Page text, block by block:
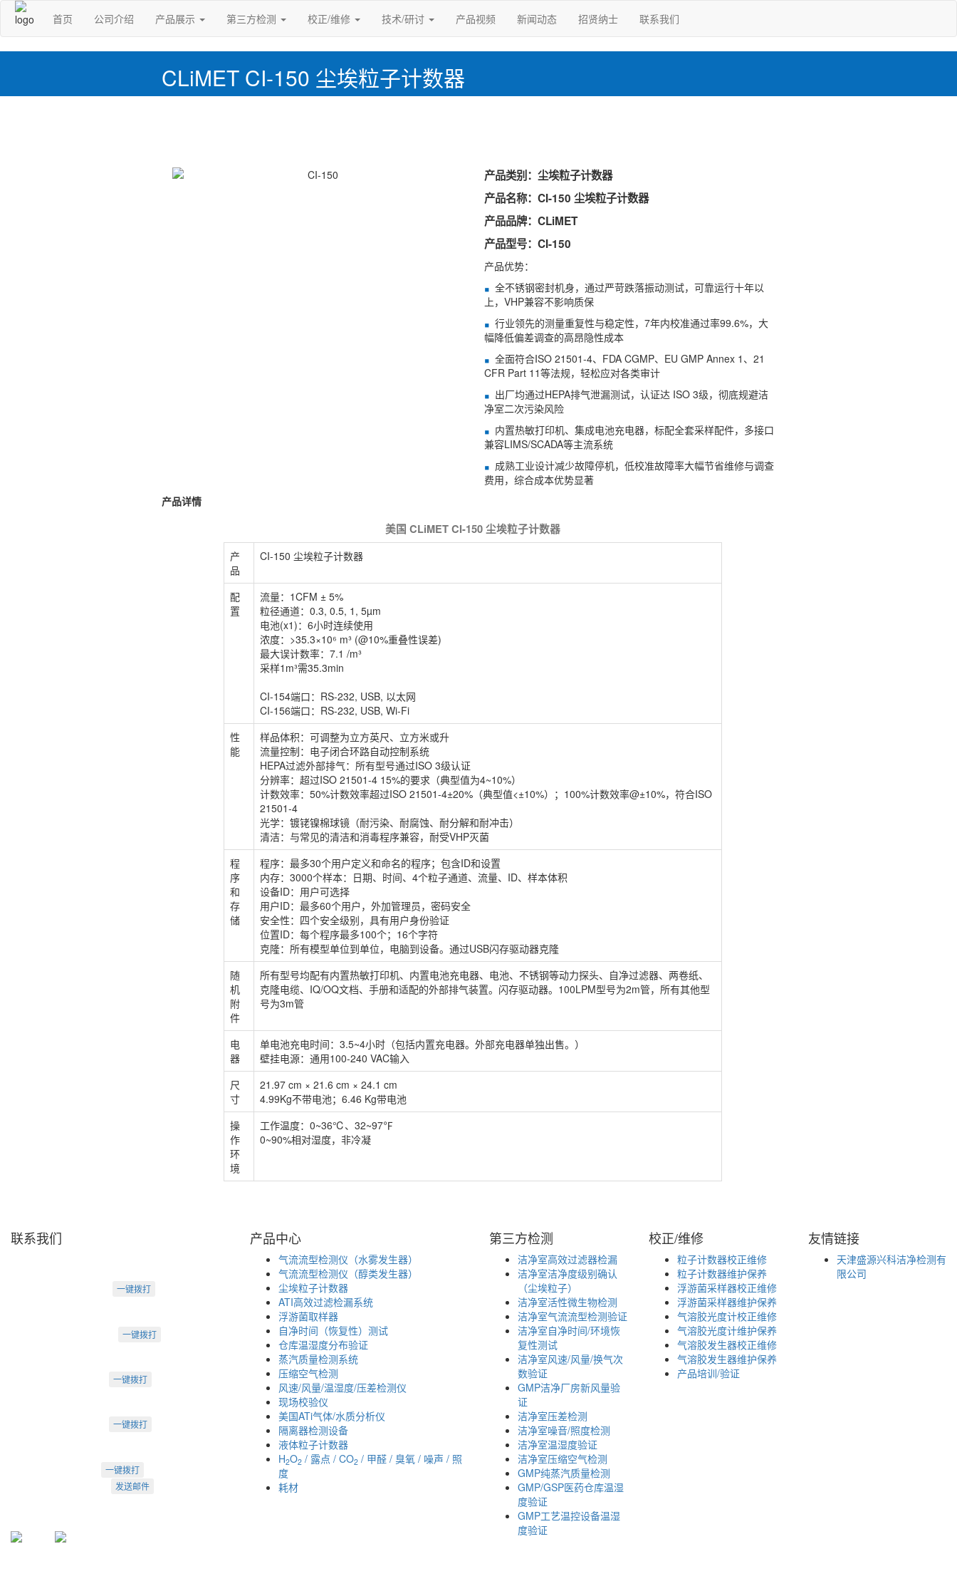
首页 公司介绍 产品展示 第三方检测 校正/维修 技术/研讨 产品视频 新闻动态 招贤纳士 联系我们
CLiMET CI-150 尘埃粒子计数器
产品类别：尘埃粒子计数器
产品名称：CI-150 尘埃粒子计数器
产品品牌：CLiMET
产品型号：CI-150
产品优势：
全不锈钢密封机身，通过严苛跌落振动测试，可靠运行十年以
上，VHP兼容不影响质保
行业领先的测量重复性与稳定性，7年内校准通过率99.6%，大
幅降低偏差调查的高昂隐性成本
全面符合ISO 21501-4、FDA CGMP、EU GMP Annex 1、21
CFR Part 11等法规，轻松应对各类审计
出厂均通过HEPA排气泄漏测试，认证达 ISO 3级，彻底规避洁
净室二次污染风险
内置热敏打印机、集成电池充电器，标配全套采样配件，多接口
兼容LIMS/SCADA等主流系统
成熟工业设计减少故障停机，低校准故障率大幅节省维修与调查
费用，综合成本优势显著
产品详情
美国 CLiMET CI-150 尘埃粒子计数器
产
品
CI-150 尘埃粒子计数器
配
置
流量：1CFM ± 5%
粒径通道：0.3, 0.5, 1, 5µm
电池(x1)：6小时连续使用
浓度：>35.3×10⁶ m³ (@10%重叠性误差)
最大误计数率：7.1 /m³
采样1m³需35.3min
CI-154端口：RS-232, USB, 以太网
CI-156端口：RS-232, USB, Wi-Fi
性
能
样品体积：可调整为立方英尺、立方米或升
流量控制：电子闭合环路自动控制系统
HEPA过滤外部排气：所有型号通过ISO 3级认证
分辨率：超过ISO 21501-4 15%的要求（典型值为4~10%）
计数效率：50%计数效率超过ISO 21501-4±20%（典型值<±10%）；100%计数效率@±10%，符合ISO
21501-4
光学：镀铑镍棉球镜（耐污染、耐腐蚀、耐分解和耐冲击）
清洁：与常见的清洁和消毒程序兼容，耐受VHP灭菌
程
序
和
存
储
程序：最多30个用户定义和命名的程序；包含ID和设置
内存：3000个样本：日期、时间、4个粒子通道、流量、ID、样本体积
设备ID：用户可选择
用户ID：最多60个用户，外加管理员，密码安全
安全性：四个安全级别，具有用户身份验证
位置ID：每个程序最多100个；16个字符
克隆：所有模型单位到单位，电脑到设备。通过USB闪存驱动器克隆
随
机
附
件
所有型号均配有内置热敏打印机、内置电池充电器、电池、不锈钢等动力探头、自净过滤器、两卷纸、
克隆电缆、IQ/OQ文档、手册和适配的外部排气装置。闪存驱动器。100LPM型号为2m管，所有其他型
号为3m管
电
器
单电池充电时间：3.5~4小时（包括内置充电器。外部充电器单独出售。）
壁挂电源：通用100-240 VAC输入
尺
寸
21.97 cm × 21.6 cm × 24.1 cm
4.99Kg不带电池；6.46 Kg带电池
操
作
环
境
工作温度：0~36℃、32~97℉
0~90%相对湿度，非冷凝
联系我们
一键拨打
一键拨打
一键拨打
一键拨打
一键拨打
发送邮件
产品中心
气流流型检测仪（水雾发生器）
气流流型检测仪（醇类发生器）
尘埃粒子计数器
ATI高效过滤检漏系统
浮游菌取样器
自净时间（恢复性）测试
仓库温湿度分布验证
蒸汽质量检测系统
压缩空气检测
风速/风量/温湿度/压差检测仪
现场校验仪
美国ATi气体/水质分析仪
隔离器检测设备
液体粒子计数器
H2O2 / 露点 / CO2 / 甲醛 / 臭氧 / 噪声 / 照
度
耗材
第三方检测
洁净室高效过滤器检漏
洁净室洁净度级别确认
（尘埃粒子）
洁净室活性微生物检测
洁净室气流流型检测验证
洁净室自净时间/环境恢
复性测试
洁净室风速/风量/换气次
数验证
GMP洁净厂房新风量验
证
洁净室压差检测
洁净室噪音/照度检测
洁净室温湿度验证
洁净室压缩空气检测
GMP纯蒸汽质量检测
GMP/GSP医药仓库温湿
度验证
GMP工艺温控设备温湿
度验证
校正/维修
粒子计数器校正维修
粒子计数器维护保养
浮游菌采样器校正维修
浮游菌采样器维护保养
气溶胶光度计校正维修
气溶胶光度计维护保养
气溶胶发生器校正维修
气溶胶发生器维护保养
产品培训/验证
友情链接
天津盛源兴科洁净检测有
限公司